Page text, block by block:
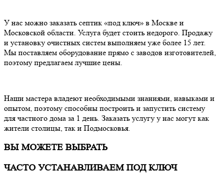
У нас можно заказать септик «под ключ» в Москве и
Московской области. Услуга будет стоить недорого. Продажу
и установку очистных систем выполняем уже более 15 лет.
Мы поставляем оборудование прямо с заводов изготовителей,
поэтому предлагаем лучшие цены.
Наши мастера владеют необходимыми знаниями, навыками и
опытом, поэтому способны построить и запустить систему
для частного дома за 1 день. Заказать услугу у нас могут как
жители столицы, так и Подмосковья.
ВЫ МОЖЕТЕ ВЫБРАТЬ
ЧАСТО УСТАНАВЛИВАЕМ ПОД КЛЮЧ